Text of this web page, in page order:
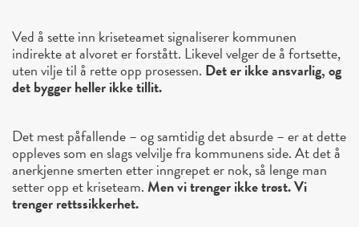
Ved å sette inn kriseteamet signaliserer kommunen
indirekte atalvoret er forstått. Likevel velger de å fortsette,
uten vilje til å rette opp prosessen. Det er ikke ansvarlig, og
det bygger heller ikke tillit.
Det mest påfallende – og samtidig det absurde – er at dette
oppleves som en slags velvilje fra kommunens side.At det å
anerkjenne smerten etter inngrepet er nok, så lenge man
setter opp et kriseteam.Men vi trenger ikke trøst. Vi
trenger rettssikkerhet.